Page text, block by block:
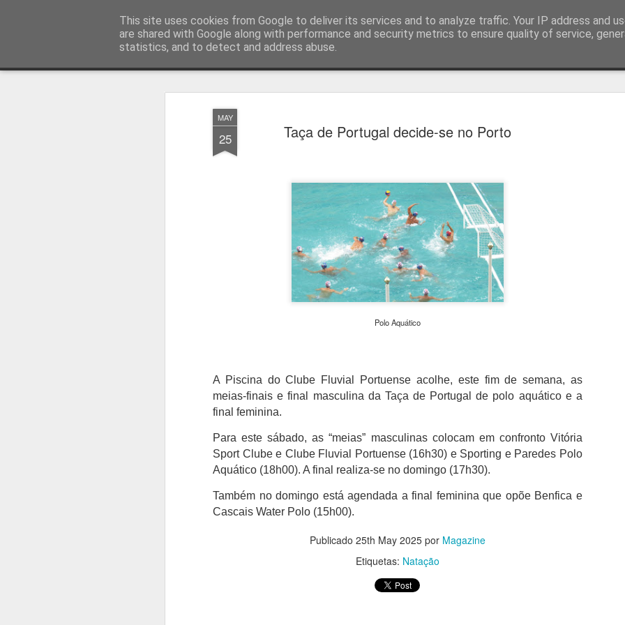
MAY
25 Taça de Portugal decide-se no Porto
Polo Aquático
A Piscina do Clube Fluvial Portuense acolhe, este fim de semana, as
meias-finais e final masculina da Taça de Portugal de polo aquático e a
final feminina.
Para este sábado, as “meias” masculinas colocam em confronto Vitória
Sport Clube e Clube Fluvial Portuense (16h30) e Sporting e Paredes Polo
Aquático (18h00). A final realiza-se no domingo (17h30).
Também no domingo está agendada a final feminina que opõe Benfica e
Cascais Water Polo (15h00).
Publicado 25th May 2025 por Magazine
Etiquetas: Natação
This site uses cookies from Google to deliver its services and to analyze traffic. Your IP address and
are shared with Google along with performance and security metrics to ensure quality of service,
statistics, and to detect and address abuse.
Press Magazine
AUG
7
Estoril e Famalicão empatam no
arranque do campeonato
Estoril e Famalicão fizeram o jogo de arranque do campeonato
português, a jogar em casa o Estoril empatou com o Famalicão
1) com golos de Koutsias e Begraoui.
O Estoril a jogar em casa, entrou mais forte não sendo capaz de
concretizar as oportunidades criadas. Por sua vez, o Famalicão
com golo marcado aos 32 minutos por intermédio de Georgios
resultado, acabou por empatar a partida aos 72 minutos por
intermédio de Begraoui.
no marcador até final do jogo.